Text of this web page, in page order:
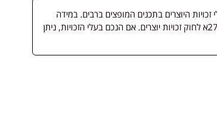
היוצרים בתכנים המופצים ברבים. במידה
ופורסמה מדיה שבעליה אינו ידוע, השימוש נעשה לפי סעיף 27א לחוק זכויות יוצרים. אם הנכם בעלי הזכויות, ניתן